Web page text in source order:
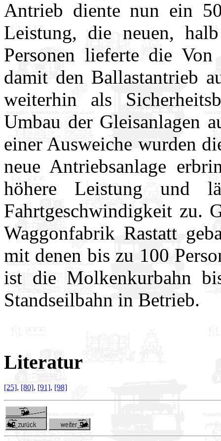
Antrieb diente nun ein
Leistung, die neuen,
Personen lieferte die
damit den Ballastantrieb
weiterhin als
Umbau der Gleisanlagen
einer Ausweiche wurden
neue Antriebsanlage
höhere Leistung und
Fahrtgeschwindigkeit zu.
Waggonfabrik Rastatt
mit denen bis zu 100
ist die Molkenkurbahn
Standseilbahn in Betrieb.
Literatur
[25], [80], [91], [98]